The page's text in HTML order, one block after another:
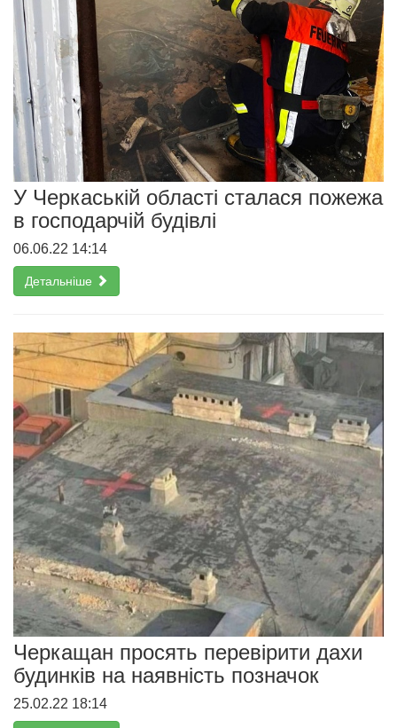
У Черкаській області сталася пожежа
в господарчій будівлі
06.06.22 14:14
Детальніше
Черкащан просять перевірити дахи
будинків на наявність позначок
25.02.22 18:14